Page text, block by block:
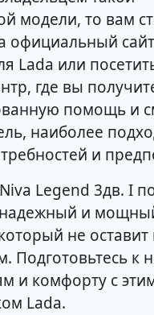
модели, то вам
официальный сайт
Lada или
где вы
помощь и
наиболее
и
Legend 3дв. I
и
не оставит
Подготовьтесь к
и комфорту с
Lada.